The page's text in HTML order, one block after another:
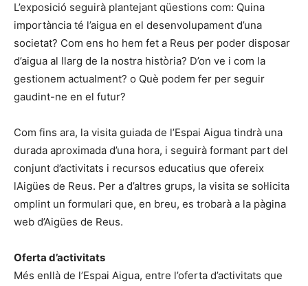
L’exposició seguirà plantejant qüestions com: Quina
importància té l’aigua en el desenvolupament d’una
societat? Com ens ho hem fet a Reus per poder disposar
d’aigua al llarg de la nostra història? D’on ve i com la
gestionem actualment? o Què podem fer per seguir
gaudint-ne en el futur?
Com fins ara, la visita guiada de l’Espai Aigua tindrà una
durada aproximada d’una hora, i seguirà formant part del
conjunt d’activitats i recursos educatius que ofereix
lAigües de Reus. Per a d’altres grups, la visita se sol·licita
omplint un formulari que, en breu, es trobarà a la pàgina
web d’Aigües de Reus.
Oferta d’activitats
Més enllà de l’Espai Aigua, entre l’oferta d’activitats que